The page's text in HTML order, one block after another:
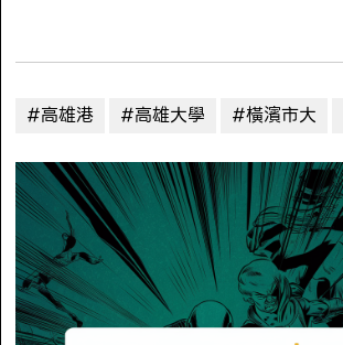
#高雄港 #高雄大學 #橫濱市大